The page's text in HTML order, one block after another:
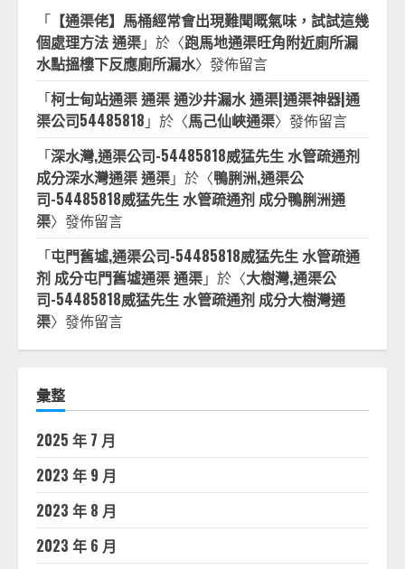
「 【通渠佬】馬桶經常會出現難聞嘅氣味，試試這幾
個處理方法 通渠」於〈跑馬地通渠旺角附近廁所漏
水點搵樓下反應廁所漏水〉發佈留言
「柯士甸站通渠 通渠 通沙井漏水 通渠|通渠神器|通
渠公司54485818 」於〈馬己仙峽通渠〉發佈留言
「深水灣,通渠公司-54485818威猛先生 水管疏通剂
成分深水灣通渠 通渠」於〈鴨脷洲,通渠公
司-54485818威猛先生 水管疏通剂 成分鴨脷洲通
渠〉發佈留言
「屯門舊墟,通渠公司-54485818威猛先生 水管疏通
剂 成分屯門舊墟通渠 通渠」於〈大樹灣,通渠公
司-54485818威猛先生 水管疏通剂 成分大樹灣通
渠〉發佈留言
彙整
2025 年 7 月
2023 年 9 月
2023 年 8 月
2023 年 6 月